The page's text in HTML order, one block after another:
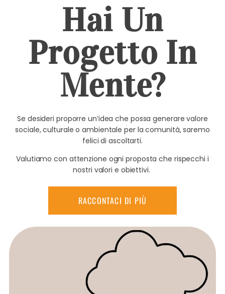
Hai Un
Progetto In
Mente?
Se desideri proporre un’idea che possa generare valore
sociale, culturale o ambientale per la comunità, saremo
felici di ascoltarti.
Valutiamo con attenzione ogni proposta che rispecchi i
nostri valori e obiettivi.
RACCONTACI DI PIÙ